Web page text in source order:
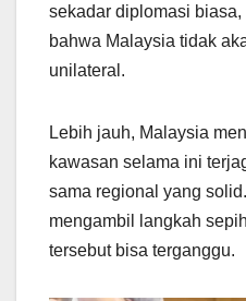
sekadar diplomasi
bahwa Malaysia tidak
unilateral.
Lebih jauh, Malaysia
kawasan selama ini
sama regional yang
mengambil langkah
tersebut bisa terganggu.